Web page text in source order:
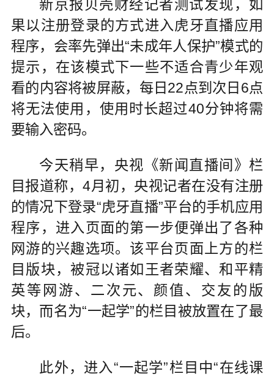
新京报贝壳财经记者测试发现，如
果以注册登录的方式进入虎牙直播应用
程序，会率先弹出“未成年人保护”模式的
提示，在该模式下一些不适合青少年观
看的内容将被屏蔽，每日22点到次日6点
将无法使用，使用时长超过40分钟将需
要输入密码。
今天稍早，央视《新闻直播间》栏
目报道称，4月初，央视记者在没有注册
的情况下登录“虎牙直播”平台的手机应用
程序，进入页面的第一步便弹出了各种
网游的兴趣选项。该平台页面上方的栏
目版块，被冠以诸如王者荣耀、和平精
英等网游、二次元、颜值、交友的版
块，而名为“一起学”的栏目被放置在了最
后。
此外，进入“一起学”栏目中“在线课